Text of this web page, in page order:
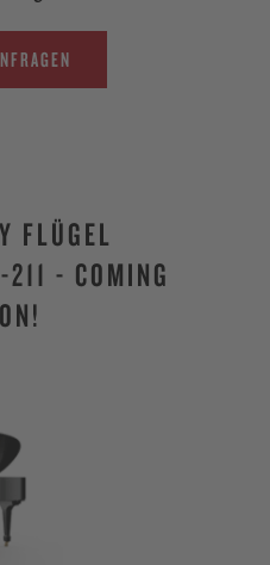
FLÜGEL
211 - COMING